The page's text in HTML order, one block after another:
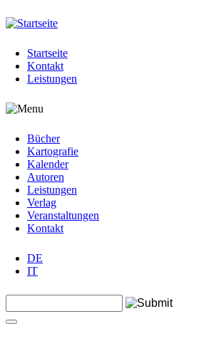
Jump to navigation
Startseite
Kontakt
Leistungen
Bücher
Kartografie
Kalender
Autoren
Leistungen
Verlag
Veranstaltungen
Kontakt
DE
IT
Suchformular